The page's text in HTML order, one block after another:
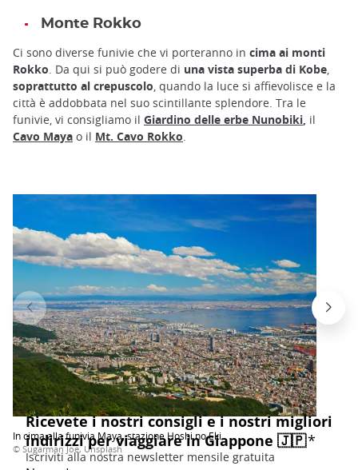
Monte Rokko
Ci sono diverse funivie che vi porteranno in cima ai monti
Rokko. Da qui si può godere di una vista superba di Kobe,
soprattutto al crepuscolo, quando la luce si affievolisce e la
città è addobbata nel suo scintillante splendore. Tra le
funivie, vi consigliamo il Giardino delle erbe Nunobiki, il
Cavo Maya o il Mt. Cavo Rokko.
In cima alla funivia Maya, stazione Hoshi no Eki
© Sugarman Joe, Unsplash